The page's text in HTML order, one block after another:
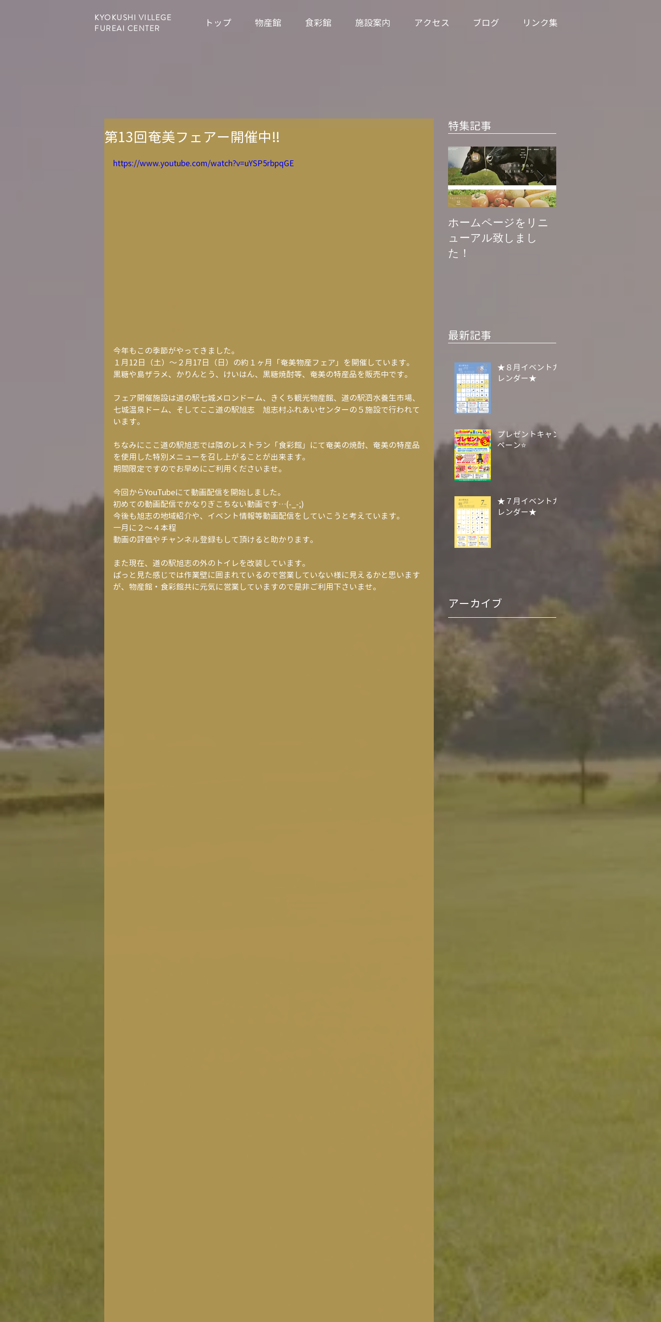
KYOKUSHI VILLEGE
FUREAI CENTER
トップ 物産館 食彩館 施設案内 アクセス ブログ リンク集
第13回奄美フェアー開催中‼
https://www.youtube.com/watch?v=uYSP5rbpqGE
今年もこの季節がやってきました。
１月12日（土）～２月17日（日）の約１ヶ月「奄美物産フェア」を開催しています。
黒糖や島ザラメ、かりんとう、けいはん、黒糖焼酎等、奄美の特産品を販売中です。
フェア開催施設は道の駅七城メロンドーム、きくち観光物産館、道の駅泗水養生市場、
七城温泉ドーム、そしてここ道の駅旭志　旭志村ふれあいセンターの５施設で行われて
います。
ちなみにここ道の駅旭志では隣のレストラン「食彩館」にて奄美の焼酎、奄美の特産品
を使用した特別メニューを召し上がることが出来ます。
期間限定ですのでお早めにご利用くださいませ。
今回からYouTubeにて動画配信を開始しました。
初めての動画配信でかなりぎこちない動画です…(-_-;)
今後も旭志の地域紹介や、イベント情報等動画配信をしていこうと考えています。
一月に２～４本程
動画の評価やチャンネル登録もして頂けると助かります。
また現在、道の駅旭志の外のトイレを改装しています。
ぱっと見た感じでは作業壁に囲まれているので営業していない様に見えるかと思います
が、物産館・食彩館共に元気に営業していますので是非ご利用下さいませ。
特集記事
ホームページをリニ
ューアル致しまし
た！
最新記事
★８月イベントカ
レンダー★
プレゼントキャン
ペーン⭐
★７月イベントカ
レンダー★
アーカイブ